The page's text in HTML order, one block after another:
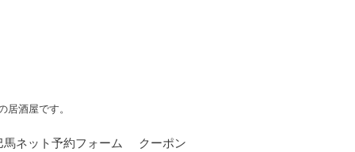
居酒屋です。
馬ネット予約フォーム
クーポン